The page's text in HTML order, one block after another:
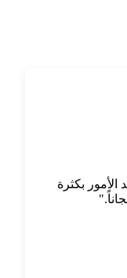
الأمور بكثرة
"